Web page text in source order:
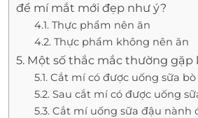
để mí mắt mới đẹp như ý?
4.1. Thực phẩm nên ăn
4.2. Thực phẩm không nên ăn
5. Một số thắc mắc thường gặp
5.1. Cắt mí có được uống sữa
5.2. Sau cắt mí có được uống
5.3. Cắt mí uống sữa đậu nành